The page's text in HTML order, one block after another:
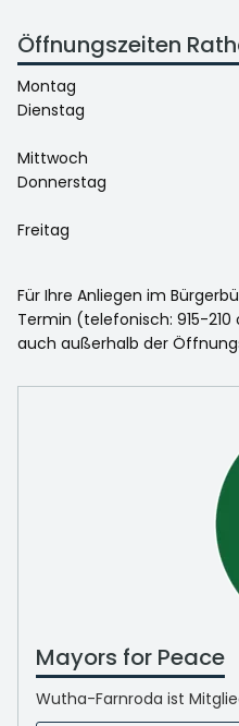
Öffnungszeiten
Montag
Dienstag
Mittwoch
Donnerstag
Freitag
Für Ihre Anliegen im
Termin (telefonisch: 915-
auch außerhalb der
Mayors for Peace
Wutha-Farnroda ist